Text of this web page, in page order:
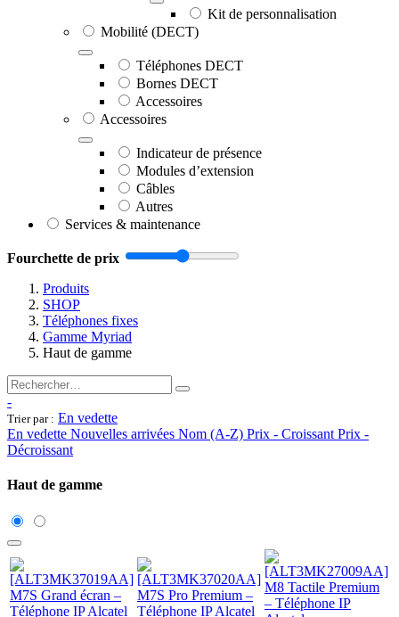
Kit de personnalisation
Mobilité (DECT)
Téléphones DECT
Bornes DECT
Accessoires
Accessoires
Indicateur de présence
Modules d’extension
Câbles
Autres
Services & maintenance
Fourchette de prix
Produits
SHOP
Téléphones fixes
Gamme Myriad
Haut de gamme
-
Trier par : En vedette
En vedette Nouvelles arrivées Nom (A-Z) Prix - Croissant Prix -
Décroissant
Haut de gamme